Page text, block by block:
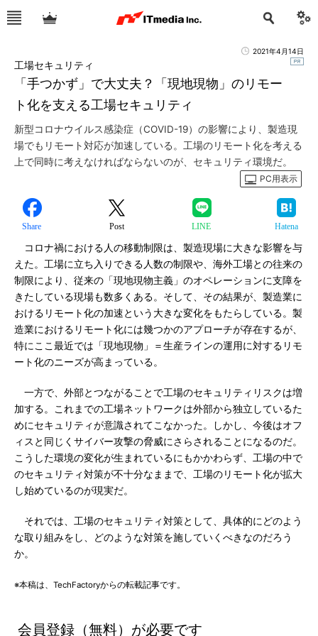
2021年4月14日
「手つかず」で大丈夫？「現地現物」のリモー
ト化を支える工場セキュリティ
工場セキュリティ
新型コロナウイルス感染症（COVID-19）の影響により、製造現
場でもリモート対応が加速している。工場のリモート化を考える
上で同時に考えなければならないのが、セキュリティ環境だ。
PC用表示
Share Post LINE Hatena
コロナ禍における人の移動制限は、製造現場に大きな影響を与
えた。工場に立ち入りできる人数の制限や、海外工場との往来の
制限により、従来の「現地現物主義」のオペレーションに支障を
きたしている現場も数多くある。そして、その結果が、製造業に
おけるリモート化の加速という大きな変化をもたらしている。製
造業におけるリモート化には幾つかのアプローチが存在するが、
特にここ最近では「現地現物」＝生産ラインの運用に対するリモ
ート化のニーズが高まっている。
一方で、外部とつながることで工場のセキュリティリスクは増
加する。これまでの工場ネットワークは外部から独立しているた
めにセキュリティが意識されてこなかった。しかし、今後はオフ
ィスと同じくサイバー攻撃の脅威にさらされることになるのだ。
こうした環境の変化が生まれているにもかかわらず、工場の中で
のセキュリティ対策が不十分なままで、工場のリモート化が拡大
し始めているのが現実だ。
それでは、工場のセキュリティ対策として、具体的にどのよう
な取り組みをし、どのような対策を施していくべきなのだろう
か。
※本稿は、TechFactoryからの転載記事です。
会員登録（無料）が必要です